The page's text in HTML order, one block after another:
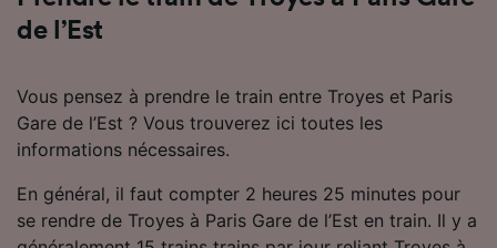
de l’Est
Vous pensez à prendre le train entre Troyes et Paris
Gare de l’Est ? Vous trouverez ici toutes les
informations nécessaires.
En général, il faut compter 2 heures 25 minutes pour
se rendre de Troyes à Paris Gare de l’Est en train. Il y a
l’identification. Stocker et/ou accéder à des
informations sur un appareil. Publicités et
études d’audience et développement de
services.